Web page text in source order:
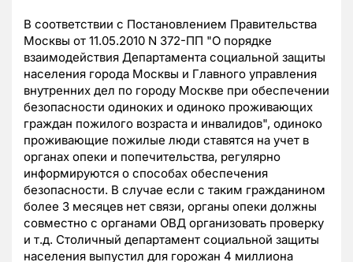
В соответствии с Постановлением Правительства
Москвы от 11.05.2010 N 372-ПП "О порядке
взаимодействия Департамента социальной защиты
населения города Москвы и Главного управления
внутренних дел по городу Москве при обеспечении
безопасности одиноких и одиноко проживающих
граждан пожилого возраста и инвалидов", одиноко
проживающие пожилые люди ставятся на учет в
органах опеки и попечительства, регулярно
информируются о способах обеспечения
безопасности. В случае если с таким гражданином
более 3 месяцев нет связи, органы опеки должны
совместно с органами ОВД организовать проверку
и т.д. Столичный департамент социальной защиты
населения выпустил для горожан 4 миллиона